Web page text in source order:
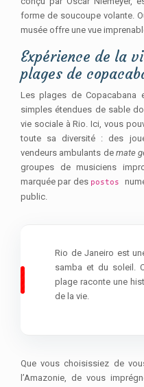
forme de soucoupe volante.
musée offre une vue
Expérience de la
plages de
Les plages de Copacabana
simples étendues de sable
vie sociale à Rio. Ici, vous
toute sa diversité : des
vendeurs ambulants de mate
groupes de musiciens
marquée par des postos
public.
Rio de Janeiro est
samba et du soleil.
plage raconte une
de la vie.
Que vous choisissiez de
l’Amazonie, de vous